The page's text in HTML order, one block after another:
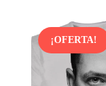
era:
11,01$.
es:
8,26$.
¡OFERTA!